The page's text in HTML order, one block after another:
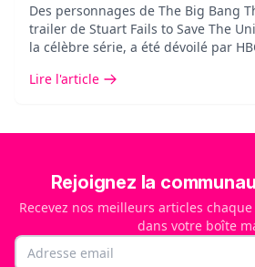
Des personnages de The Big Bang
trailer de Stuart Fails to Save The
la célèbre série, a été dévoilé par
Lire l'article
Rejoignez la
Recevez nos meilleurs articles
dans votre boîte
Email